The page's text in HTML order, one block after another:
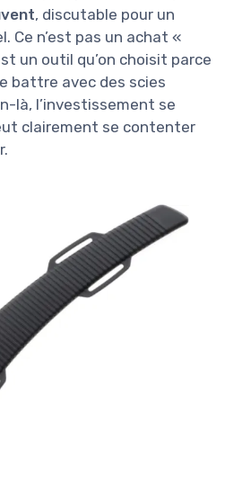
, discutable pour un
Ce n’est pas un achat «
un outil qu’on choisit parce
battre avec des scies
là, l’investissement se
clairement se contenter